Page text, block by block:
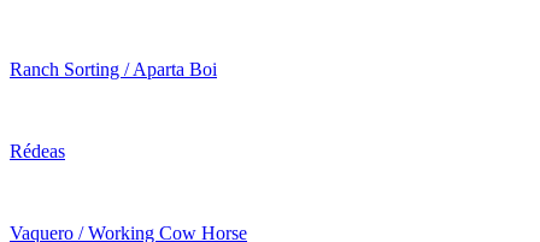
Ranch Sorting / Aparta Boi
Rédeas
Vaquero / Working Cow Horse